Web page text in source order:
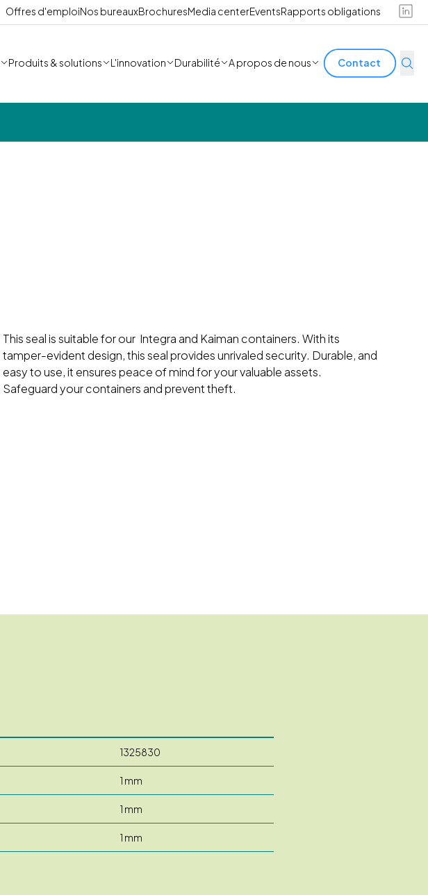
Offres d'emploiNos bureauxBrochuresMedia centerEventsRapports obligations
Produits & solutions L'innovation Durabilité A propos de nous Contact
This seal is suitable for our Integra and Kaiman containers. With its
tamper-evident design, this seal provides unrivaled security. Durable, and
easy to use, it ensures peace of mind for your valuable assets.
Safeguard your containers and prevent theft.
1325830
1 mm
1 mm
1 mm